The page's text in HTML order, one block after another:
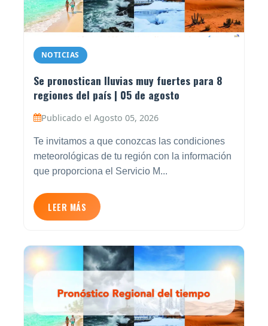
NOTICIAS
Se pronostican lluvias muy fuertes para 8
regiones del país | 05 de agosto
Publicado el Agosto 05, 2026
Te invitamos a que conozcas las condiciones
meteorológicas de tu región con la información
que proporciona el Servicio M...
LEER MÁS